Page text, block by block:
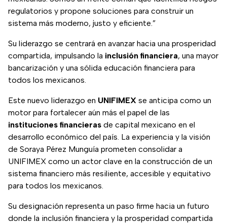
regulatorios y propone soluciones para construir un
sistema más moderno, justo y eficiente.”
Su liderazgo se centrará en avanzar hacia una prosperidad
compartida, impulsando la inclusión financiera, una mayor
bancarización y una sólida educación financiera para
todos los mexicanos.
Este nuevo liderazgo en UNIFIMEX se anticipa como un
motor para fortalecer aún más el papel de las
instituciones financieras de capital mexicano en el
desarrollo económico del país. La experiencia y la visión
de Soraya Pérez Munguía prometen consolidar a
UNIFIMEX como un actor clave en la construcción de un
sistema financiero más resiliente, accesible y equitativo
para todos los mexicanos.
Su designación representa un paso firme hacia un futuro
donde la inclusión financiera y la prosperidad compartida